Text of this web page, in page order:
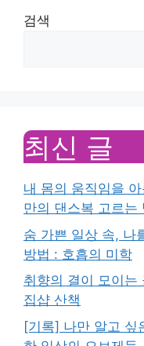
검색
최신 글
내 몸의 움직임을
만의 댄스복 고르는
숨 가쁜 일상 속, 나
방법 : 호흡의 미학
취향의 결이 모이는
집샵 산책
[기록] 나만 알고 싶